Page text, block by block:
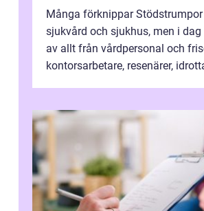
Många förknippar Stödstrumpor
sjukvård och sjukhus, men i
av allt från vårdpersonal och
kontorsarbetare, resenärer,